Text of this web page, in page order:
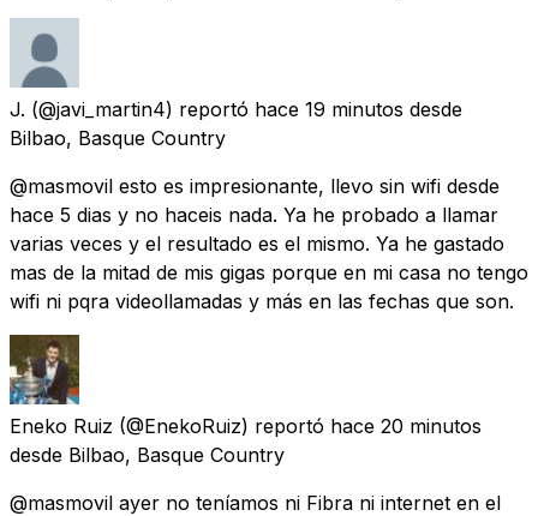
J. (@javi_martin4) reportó hace 19 minutos desde
Bilbao, Basque Country
@masmovil esto es impresionante, llevo sin wifi desde
hace 5 dias y no haceis nada. Ya he probado a llamar
varias veces y el resultado es el mismo. Ya he gastado
mas de la mitad de mis gigas porque en mi casa no tengo
wifi ni pqra videollamadas y más en las fechas que son.
Eneko Ruiz (@EnekoRuiz) reportó hace 20 minutos
desde Bilbao, Basque Country
@masmovil ayer no teníamos ni Fibra ni internet en el